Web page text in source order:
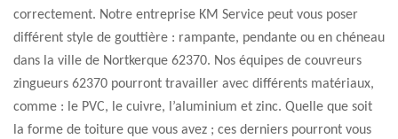
correctement. Notre entreprise KM Service peut vous poser
différent style de gouttière : rampante, pendante ou en chéneau
dans la ville de Nortkerque 62370. Nos équipes de couvreurs
zingueurs 62370 pourront travailler avec différents matériaux,
comme : le PVC, le cuivre, l’aluminium et zinc. Quelle que soit
la forme de toiture que vous avez ; ces derniers pourront vous